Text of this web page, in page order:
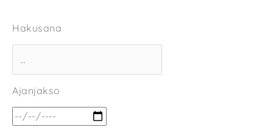
Hakusana
Ajanjakso